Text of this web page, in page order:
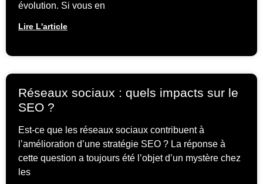
évolution. Si vous en
Lire L'article
Réseaux sociaux : quels impacts sur le
SEO ?
Est-ce que les réseaux sociaux contribuent à
l’amélioration d’une stratégie SEO ? La réponse à
cette question a toujours été l’objet d’un mystère chez
les